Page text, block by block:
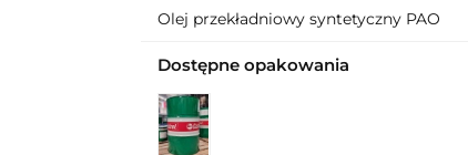
Olej przekładniowy syntetyczny PAO
Dostępne opakowania